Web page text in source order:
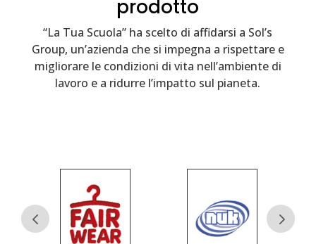
prodotto
“La Tua Scuola” ha scelto di affidarsi a Sol’s
Group, un’azienda che si impegna a rispettare e
migliorare le condizioni di vita nell’ambiente di
lavoro e a ridurre l’impatto sul pianeta.